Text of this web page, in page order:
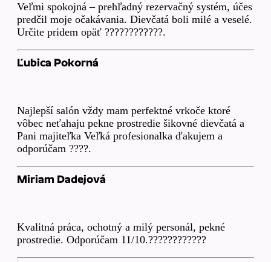
Veľmi spokojná – prehľadný rezervačný systém, účes
predčil moje očakávania. Dievčatá boli milé a veselé.
Určite pridem opäť ????????????.
Ľubica Pokorná
Najlepší salón vždy mam perfektné vrkoče ktoré
vôbec neťahaju pekne prostredie šikovné dievčatá a
Pani majiteľka Veľká profesionalka ďakujem a
odporúčam ????.
Miriam Dadejová
Kvalitná práca, ochotný a milý personál, pekné
prostredie. Odporúčam 11/10.????????????